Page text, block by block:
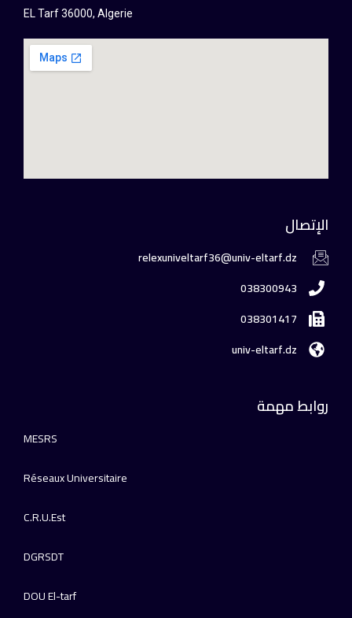
EL Tarf 36000, Algerie
الإتصال
relexuniveltarf36@univ-eltarf.dz
038300943
038301417
univ-eltarf.dz
روابط مهمة
MESRS
Réseaux Universitaire
C.R.U.Est
DGRSDT
DOU El-tarf